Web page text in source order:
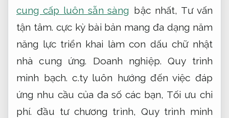
cung cấp luôn sẵn sàng bậc nhất, Tư vấn
tận tâm. cực kỳ bài bản mang đa dạng năm
năng lực triển khai làm con dấu chữ nhật
nhà cung ứng. Doanh nghiệp. Quy trình
minh bạch. c.ty luôn hướng đến việc đáp
ứng nhu cầu của đa số các bạn, Tối ưu chi
phí. đầu tư chương trình, Quy trình minh